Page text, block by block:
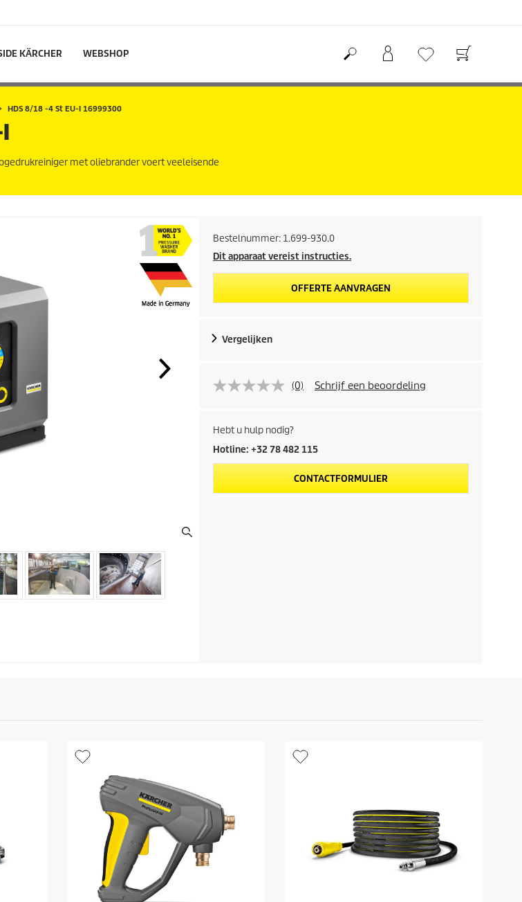
KÄRCHER WEBSHOP
HDS 8/18 -4 St EU-I 16999300
met oliebrander voert veeleisende
Bestelnummer: 1.699-930.0
Dit apparaat vereist instructies.
OFFERTE AANVRAGEN
Vergelijken
(0) Schrijf een beoordeling
Hebt u hulp nodig?
Hotline: +32 78 482 115
CONTACTFORMULIER